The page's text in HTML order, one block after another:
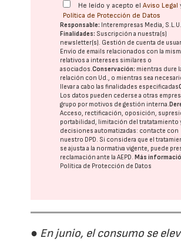
He leído y acepto elAviso Legal
Política de Protección de Datos
Responsable: Interempresas Media, S.L.U.
Finalidades: Suscripción a nuestra(s)
newsletter(s). Gestión de cuenta de
Envío de emails relacionados con la
relativos a intereses similares o
asociados.Conservación: mientras dure
relación con Ud., o mientras sea
llevar a cabo las finalidades especificadas
Los datos pueden cederse a otras
grupo por motivos de gestión interna.
Acceso, rectificación, oposición,
portabilidad, limitación del tratatamiento
decisiones automatizadas: contacte con
nuestro DPD. Si considera que el
se ajusta a la normativa vigente, puede
reclamación ante laAEPD.Más
Política de Protección de Datos
● En junio, el consumo se